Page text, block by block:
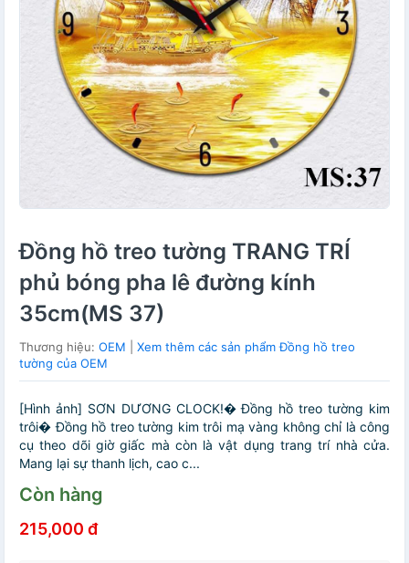
Đồng hồ treo tường TRANG TRÍ
phủ bóng pha lê đường kính
35cm(MS 37)
Thương hiệu: OEM
Xem thêm các sản phẩm Đồng hồ treo
tường của OEM
[Hình ảnh] SƠN DƯƠNG CLOCK!� Đồng hồ treo tường kim
trôi� Đồng hồ treo tường kim trôi mạ vàng không chỉ là công
cụ theo dõi giờ giấc mà còn là vật dụng trang trí nhà cửa.
Mang lại sự thanh lịch, cao c...
Còn hàng
215,000 đ